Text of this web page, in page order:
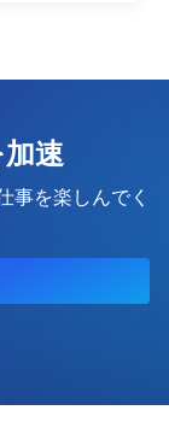
速
事を楽しんでく